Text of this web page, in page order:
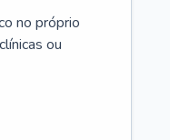
no próprio
ou